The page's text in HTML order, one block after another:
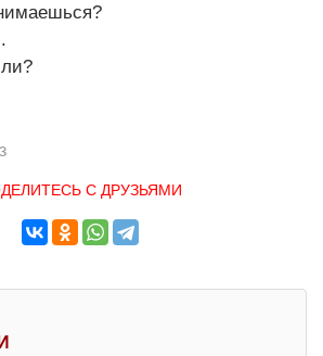
С ДРУЗЬЯМИ